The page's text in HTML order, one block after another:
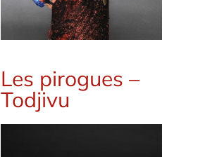
Les pirogues –
Todjivu